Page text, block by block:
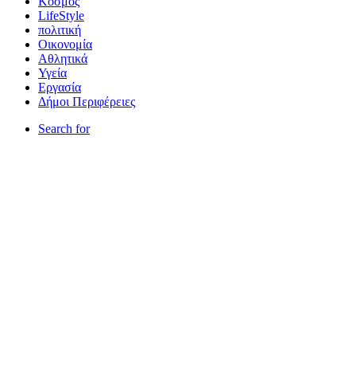
LifeStyle
πολιτική
Οικονομία
Αθλητικά
Υγεία
Εργασία
Δήμοι Περιφέρειες
Search for